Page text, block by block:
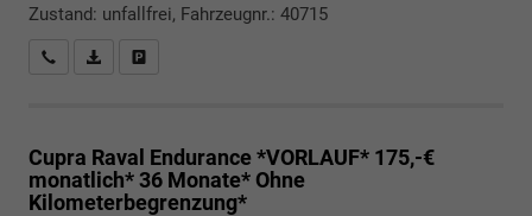
Zustand: unfallfrei, Fahrzeugnr.: 40715
Rückrufbitte absenden
PDF-Datei, Fahrzeugexposé drucken
Cupra Raval Endurance *VORLAUF* 175,-€
monatlich* 36 Monate* Ohne
Kilometerbegrenzung*